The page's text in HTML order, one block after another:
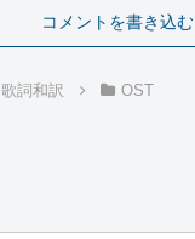
コメントを書き込む
歌詞和訳 OST